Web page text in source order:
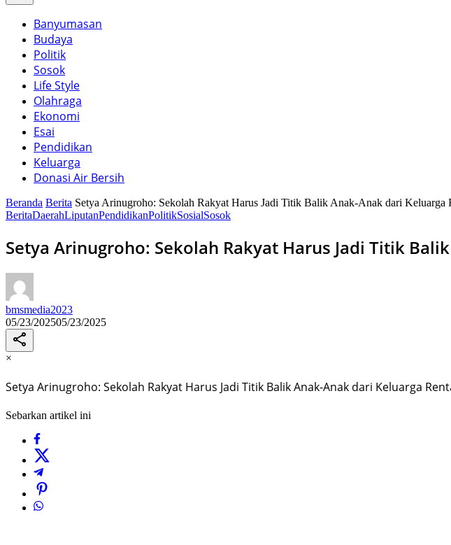
Banyumasan
Budaya
Politik
Sosok
Life Style
Olahraga
Ekonomi
Esai
Pendidikan
Keluarga
Donasi Air Bersih
Beranda Berita Setya Arinugroho: Sekolah Rakyat Harus Jadi Titik Balik Anak-Anak dari Keluarga
BeritaDaerahLiputanPendidikanPolitikSosialSosok
Setya Arinugroho: Sekolah Rakyat Harus Jadi Titik
bmsmedia2023
05/23/202505/23/2025
×
Setya Arinugroho: Sekolah Rakyat Harus Jadi Titik Balik Anak-Anak dari Keluarga
Sebarkan artikel ini